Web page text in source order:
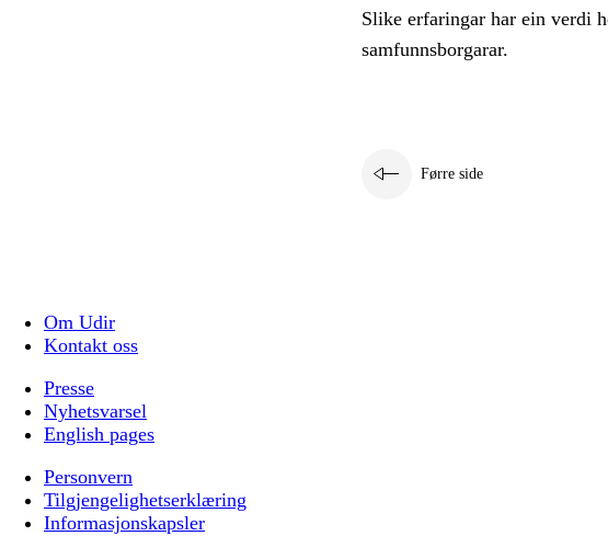
Slike erfaringar har ein verdi
samfunnsborgarar.
Førre side
Om Udir
Kontakt oss
Presse
Nyhetsvarsel
English pages
Personvern
Tilgjengelighetserklæring
Informasjonskapsler